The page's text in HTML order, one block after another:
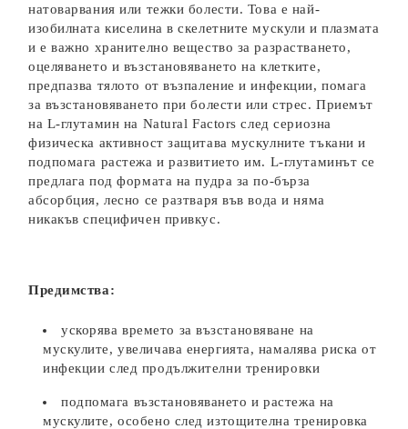
натоварвания или тежки болести. Това е най-
изобилната киселина в скелетните мускули и плазмата
и е важно хранително вещество за разрастването,
оцеляването и възстановяването на клетките,
предпазва тялото от възпаление и инфекции, помага
за възстановяването при болести или стрес. Приемът
на L-глутамин на Natural Factors след сериозна
физическа активност защитава мускулните тъкани и
подпомага растежа и развитието им. L-глутаминът се
предлага под формата на пудра за по-бърза
абсорбция, лесно се разтваря във вода и няма
никакъв специфичен привкус.
Предимства:
ускорява времето за възстановяване на
мускулите, увеличава енергията, намалява риска от
инфекции след продължителни тренировки
подпомага възстановяването и растежа на
мускулите, особено след изтощителна тренировка